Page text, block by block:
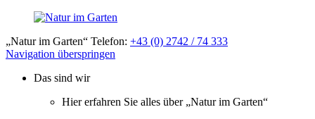
„Natur im Garten“ Telefon: +43 (0) 2742 / 74 333
Navigation überspringen
Das sind wir
Hier erfahren Sie alles über „Natur im Garten“